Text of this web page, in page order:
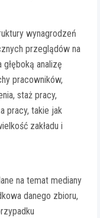
wynagrodzeń
przeglądów na
analizę
pracowników,
staż pracy,
pracy, takie jak
zakładu i
na temat mediany
danego zbioru,